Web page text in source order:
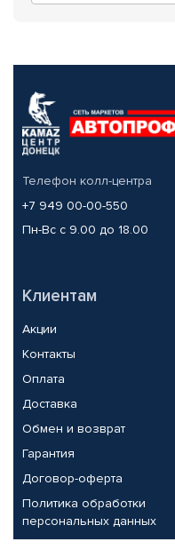
Телефон колл-центра
+7 949 00-00-550
Пн-Вс с 9.00 до 18.00
Клиентам
Акции
Контакты
Оплата
Доставка
Обмен и возврат
Гарантия
Договор-оферта
Политика обработки
персональных данных